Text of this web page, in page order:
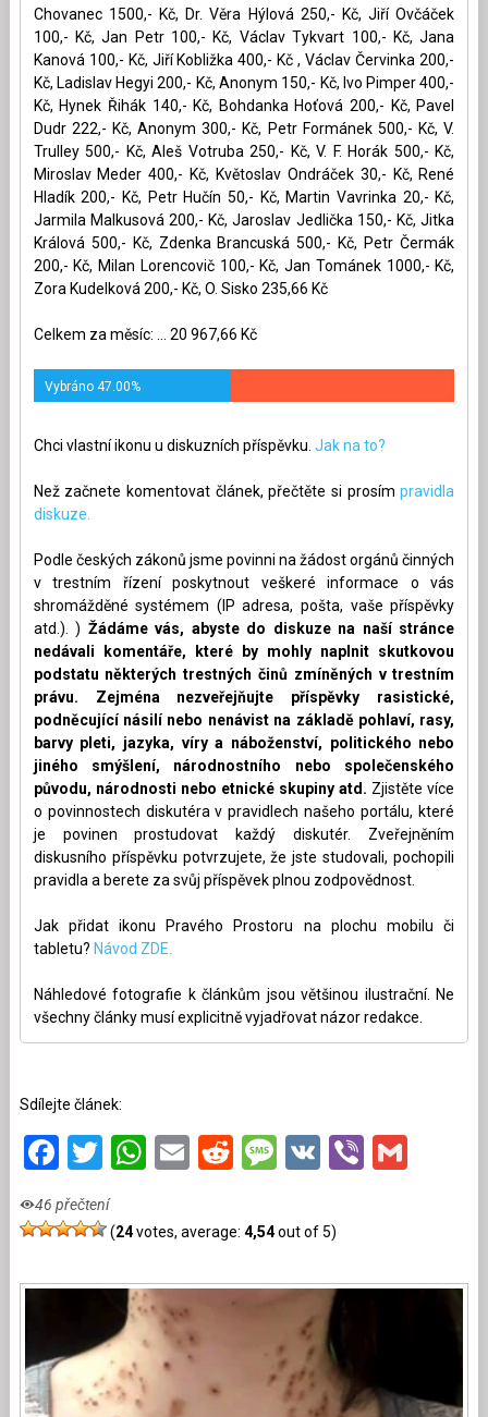
Chovanec 1500,- Kč, Dr. Věra Hýlová 250,- Kč, Jiří Ovčáček
100,- Kč, Jan Petr 100,- Kč, Václav Tykvart 100,- Kč, Jana
Kanová 100,- Kč, Jiří Kobližka 400,- Kč , Václav Červinka 200,-
Kč, Ladislav Hegyi 200,- Kč, Anonym 150,- Kč, Ivo Pimper 400,-
Kč, Hynek Řihák 140,- Kč, Bohdanka Hoťová 200,- Kč, Pavel
Dudr 222,- Kč, Anonym 300,- Kč, Petr Formánek 500,- Kč, V.
Trulley 500,- Kč, Aleš Votruba 250,- Kč, V. F. Horák 500,- Kč,
Miroslav Meder 400,- Kč, Květoslav Ondráček 30,- Kč, René
Hladík 200,- Kč, Petr Hučín 50,- Kč, Martin Vavrinka 20,- Kč,
Jarmila Malkusová 200,- Kč, Jaroslav Jedlička 150,- Kč, Jitka
Králová 500,- Kč, Zdenka Brancuská 500,- Kč, Petr Čermák
200,- Kč, Milan Lorencovič 100,- Kč, Jan Tománek 1000,- Kč,
Zora Kudelková 200,- Kč, O. Sisko 235,66 Kč
Celkem za měsíc: ... 20 967,66 Kč
Vybráno 47.00%
Chci vlastní ikonu u diskuzních příspěvku. Jak na to?
Než začnete komentovat článek, přečtěte si prosímpravidla
diskuze.
Podle českých zákonů jsme povinni na žádost orgánů činných
v trestním řízení poskytnout veškeré informace o vás
shromážděné systémem (IP adresa, pošta, vaše příspěvky
atd.). ) Žádáme vás, abyste do diskuze na naší stránce
nedávali komentáře, které by mohly naplnit skutkovou
podstatu některých trestných činů zmíněných v trestním
právu. Zejména nezveřejňujte příspěvky rasistické,
podněcující násilí nebo nenávist na základě pohlaví, rasy,
barvy pleti, jazyka, víry a náboženství, politického nebo
jiného smýšlení, národnostního nebo společenského
původu, národnosti nebo etnické skupiny atd. Zjistěte více
o povinnostech diskutéra v pravidlech našeho portálu, které
je povinen prostudovat každý diskutér. Zveřejněním
diskusního příspěvku potvrzujete, že jste studovali, pochopili
pravidla a berete za svůj příspěvek plnou zodpovědnost.
Jak přidat ikonu Pravého Prostoru na plochu mobilu či
tabletu? Návod ZDE.
Náhledové fotografie k článkům jsou většinou ilustrační. Ne
všechny články musí explicitně vyjadřovat názor redakce.
Sdílejte článek:
Facebook
Twitter
WhatsApp
EmailRedditMessage
VKViber
46 přečtení
(24votes, average: 4,54out of 5)